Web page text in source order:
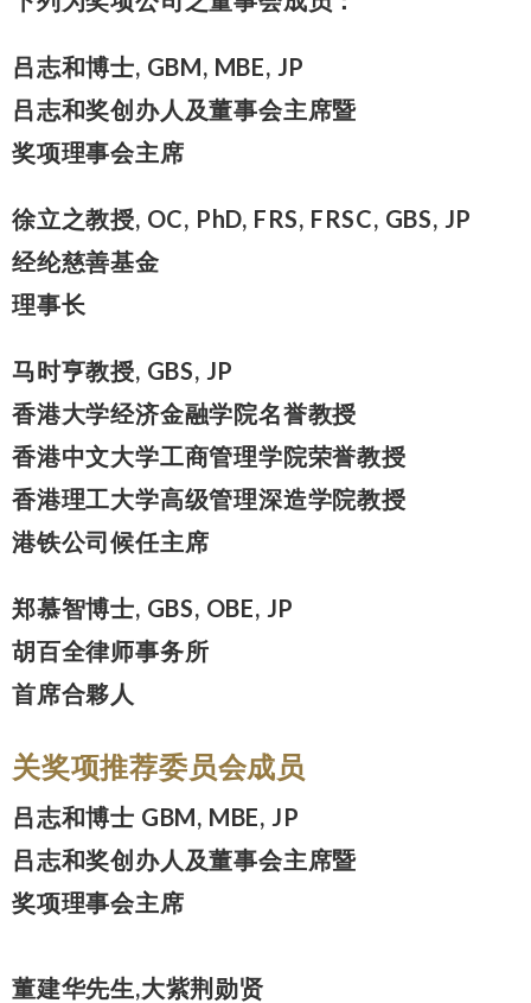
吕志和博士, GBM, MBE, JP
吕志和奖创办人及董事会主席暨
奖项理事会主席
徐立之教授, OC, PhD, FRS, FRSC, GBS, JP
经纶慈善基金
理事长
马时亨教授, GBS, JP
香港大学经济金融学院名誉教授
香港中文大学工商管理学院荣誉教授
香港理工大学高级管理深造学院教授
港铁公司候任主席
郑慕智博士, GBS, OBE, JP
胡百全律师事务所
首席合夥人
关奖项推荐委员会成员
吕志和博士 GBM, MBE, JP
吕志和奖创办人及董事会主席暨
奖项理事会主席
董建华先生,大紫荆勋贤